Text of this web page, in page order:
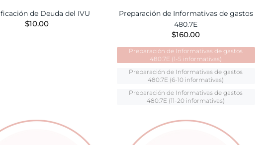
de Deuda del IVU
$10.00
Preparación de Informativas de gastos
480.7E
$160.00
Preparación de Informativas de gastos
480.7E (1-5 informativas)
Preparación de Informativas de gastos
480.7E (6-10 informativas)
Preparación de Informativas de gastos
480.7E (11-20 informativas)
AÑADIR A LA CESTA